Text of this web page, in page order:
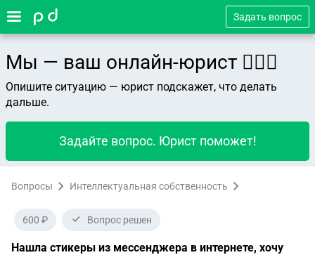
Задать вопрос
Мы — ваш онлайн-юрист 👨🏻‍⚖️
Опишите ситуацию — юрист подскажет, что делать
дальше.
Задайте вопрос. Юрист поможет!
Вопросы Интеллектуальная собственность
600 ₽ Вопрос решен
Нашла стикеры из мессенджера в интернете, хочу